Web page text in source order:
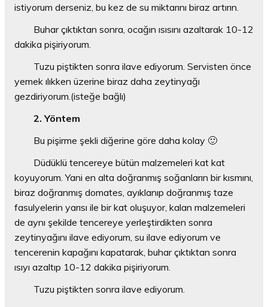
istiyorum derseniz, bu kez de su miktarını biraz artırın.
Buhar çıktıktan sonra, ocağın ısısını azaltarak 10-12
dakika pişiriyorum.
Tuzu piştikten sonra ilave ediyorum. Servisten önce
yemek ılıkken üzerine biraz daha zeytinyağı
gezdiriyorum.(isteğe bağlı)
2. Yöntem
Bu pişirme şekli diğerine göre daha kolay 🙂
Düdüklü tencereye bütün malzemeleri kat kat
koyuyorum. Yani en alta doğranmış soğanların bir kısmını,
biraz doğranmış domates, ayıklanıp doğranmış taze
fasulyelerin yarısı ile bir kat oluşuyor, kalan malzemeleri
de aynı şekilde tencereye yerleştirdikten sonra
zeytinyağını ilave ediyorum, su ilave ediyorum ve
tencerenin kapağını kapatarak, buhar çıktıktan sonra
ısıyı azaltıp 10-12 dakika pişiriyorum.
Tuzu piştikten sonra ilave ediyorum.